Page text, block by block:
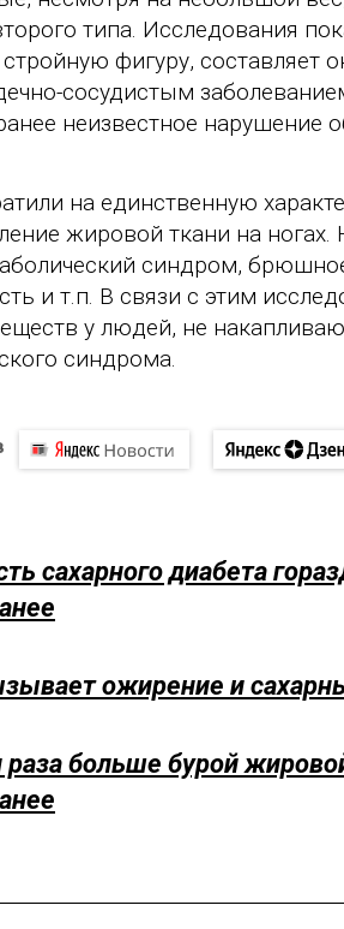
типа. Исследования
фигуру, составляет
сосудистым
неизвестное нарушение
на единственную
жировой ткани на ногах.
синдром,
и т.п. В связи с этим
у людей, не
синдрома.
сахарного диабета
ожирение и
раза больше бурой